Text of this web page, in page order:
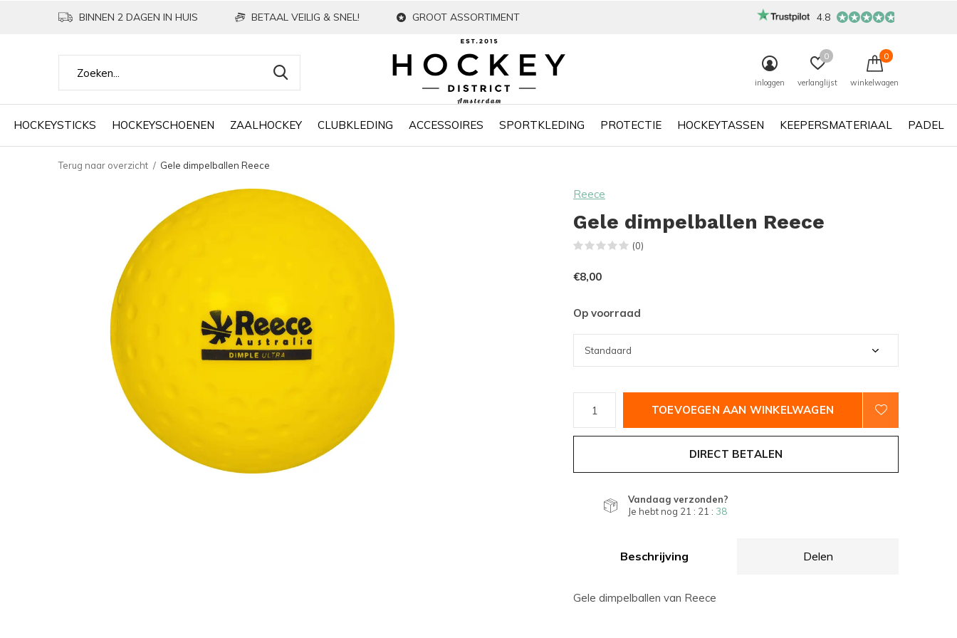
HOCKEYSTICKS HOCKEYSCHOENEN ZAALHOCKEY CLUBKLEDING ACCESSOIRES SPORTKLEDING PROTECTIE HOCKEYTASSEN KEEPERSMATERIAAL PADEL
inloggen verlanglijst
0
winkelwagen
0
BINNEN 2 DAGEN IN HUIS BETAAL VEILIG & SNEL! GROOT ASSORTIMENT 4.8
Terug naar overzicht Gele dimpelballen Reece
Reece
Gele dimpelballen Reece
(0)
€8,00
Op voorraad
TOEVOEGEN AAN WINKELWAGEN
DIRECT BETALEN
Vandaag verzonden?
Je hebt nog 21 : 21 : 37
Beschrijving Delen
Gele dimpelballen van Reece